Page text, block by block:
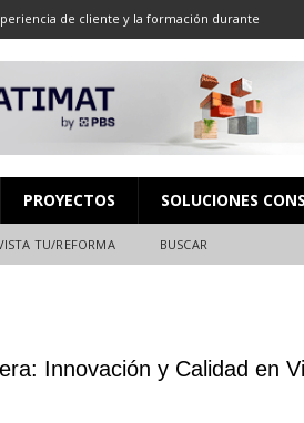
de cliente y la formación durante
GRAN FORMATO DESCARGAR REVISTA
DESCARGAR REVISTA
CAMPEONATO NACIONAL
PROYECTOS SOLUCIONES
TU/REFORMA BUSCAR
Innovación y Calidad en